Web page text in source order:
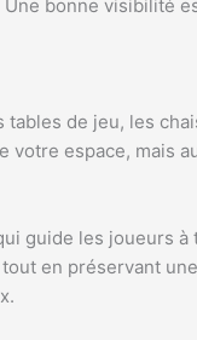
bonne visibilité
de jeu, les
espace, mais
guide les joueurs
en préservant